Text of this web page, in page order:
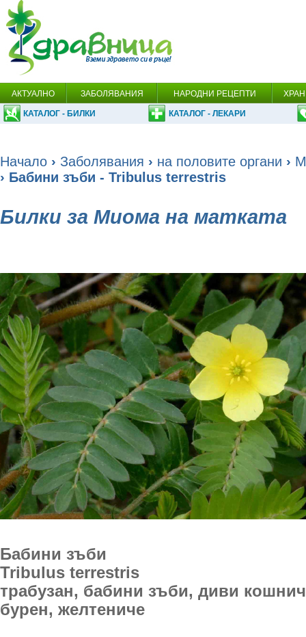
АКТУАЛНО ЗАБОЛЯВАНИЯ НАРОДНИ РЕЦЕПТИ
КАТАЛОГ - БИЛКИ КАТАЛОГ - ЛЕКАРИ
Начало › Заболявания › на половите органи ›
› Бабини зъби - Tribulus terrestris
Билки за Миома на матката
Бабини зъби
Tribulus terrestris
трабузан, бабини зъби, диви
бурен, желтениче